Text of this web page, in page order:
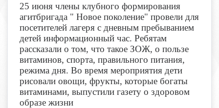
25 июня члены клубного формирования
агитбригада " Новое поколение" провели для
посетителей лагеря с дневным пребыванием
детей информационный час. Ребятам
рассказали о том, что такое ЗОЖ, о пользе
витаминов, спорта, правильного питания,
режима дня. Во время мероприятия дети
рисовали овощи, фрукты, которые богаты
витаминами, выпустили газету о здоровом
образе жизни